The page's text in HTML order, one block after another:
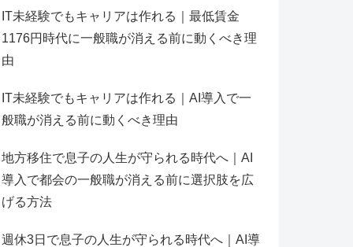
IT未経験でもキャリアは作れる｜最低賃金
1176円時代に一般職が消える前に動くべき理
由
IT未経験でもキャリアは作れる｜AI導入で一
般職が消える前に動くべき理由
地方移住で息子の人生が守られる時代へ｜AI
導入で都会の一般職が消える前に選択肢を広
げる方法
週休3日で息子の人生が守られる時代へ｜AI導